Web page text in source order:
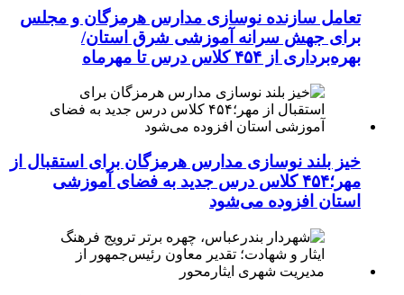
تعامل سازنده نوسازی مدارس هرمزگان و مجلس
برای جهش سرانه آموزشی شرق استان/
بهره‌برداری از ۴۵۴ کلاس درس تا مهرماه
خیز بلند نوسازی مدارس هرمزگان برای استقبال از
مهر؛۴۵۴ کلاس درس جدید به فضای آموزشی
استان افزوده می‌شود